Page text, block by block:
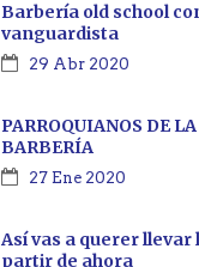
Barbería old school
vanguardista
29 Abr 2020
PARROQUIANOS DE LA
BARBERÍA
27 Ene 2020
Así vas a querer llevar
partir de ahora